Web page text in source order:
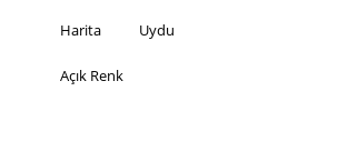
Harita Uydu
Açık Renk